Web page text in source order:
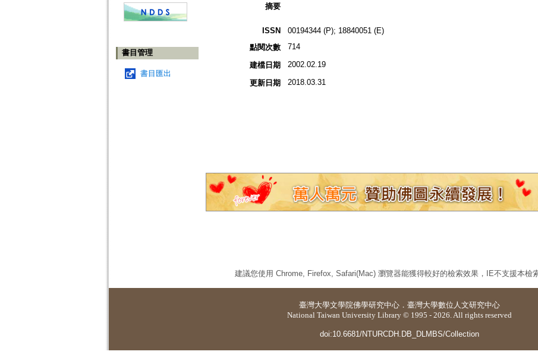
書目管理
書目匯出
摘要
ISSN
00194344 (P); 18840051 (E)
點閱次數
714
建檔日期 2002.02.19
更新日期 2018.03.31
建議您使用 Chrome, Firefox, Safari(Mac) 瀏覽器能獲得較好的檢索效果，IE不支援本檢索
臺灣大學文學院佛學研究中心 ． 臺灣大學數位人文研究中心
National Taiwan University Library © 1995 - 2026. All rights reserved
doi:10.6681/NTURCDH.DB_DLMBS/Collection